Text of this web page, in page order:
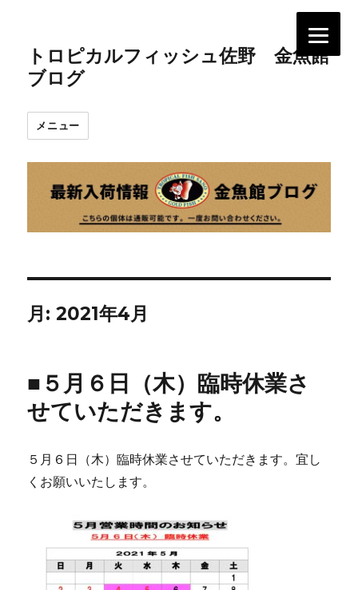
トロピカルフィッシュ佐野 金魚館
ブログ
メニュー
月:2021年4月
■５月６日（木）臨時休業さ
せていただきます。
５月６日（木）臨時休業させていただきます。宜し
くお願いいたします。